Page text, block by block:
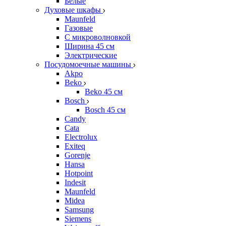
Духовые шкафы
Maunfeld
Газовые
С микроволновкой
Ширина 45 см
Электрические
Посудомоечные машины
Akpo
Beko
Beko 45 см
Bosch
Bosch 45 см
Candy
Cata
Electrolux
Exiteq
Gorenje
Hansa
Hotpoint
Indesit
Maunfeld
Midea
Samsung
Siemens